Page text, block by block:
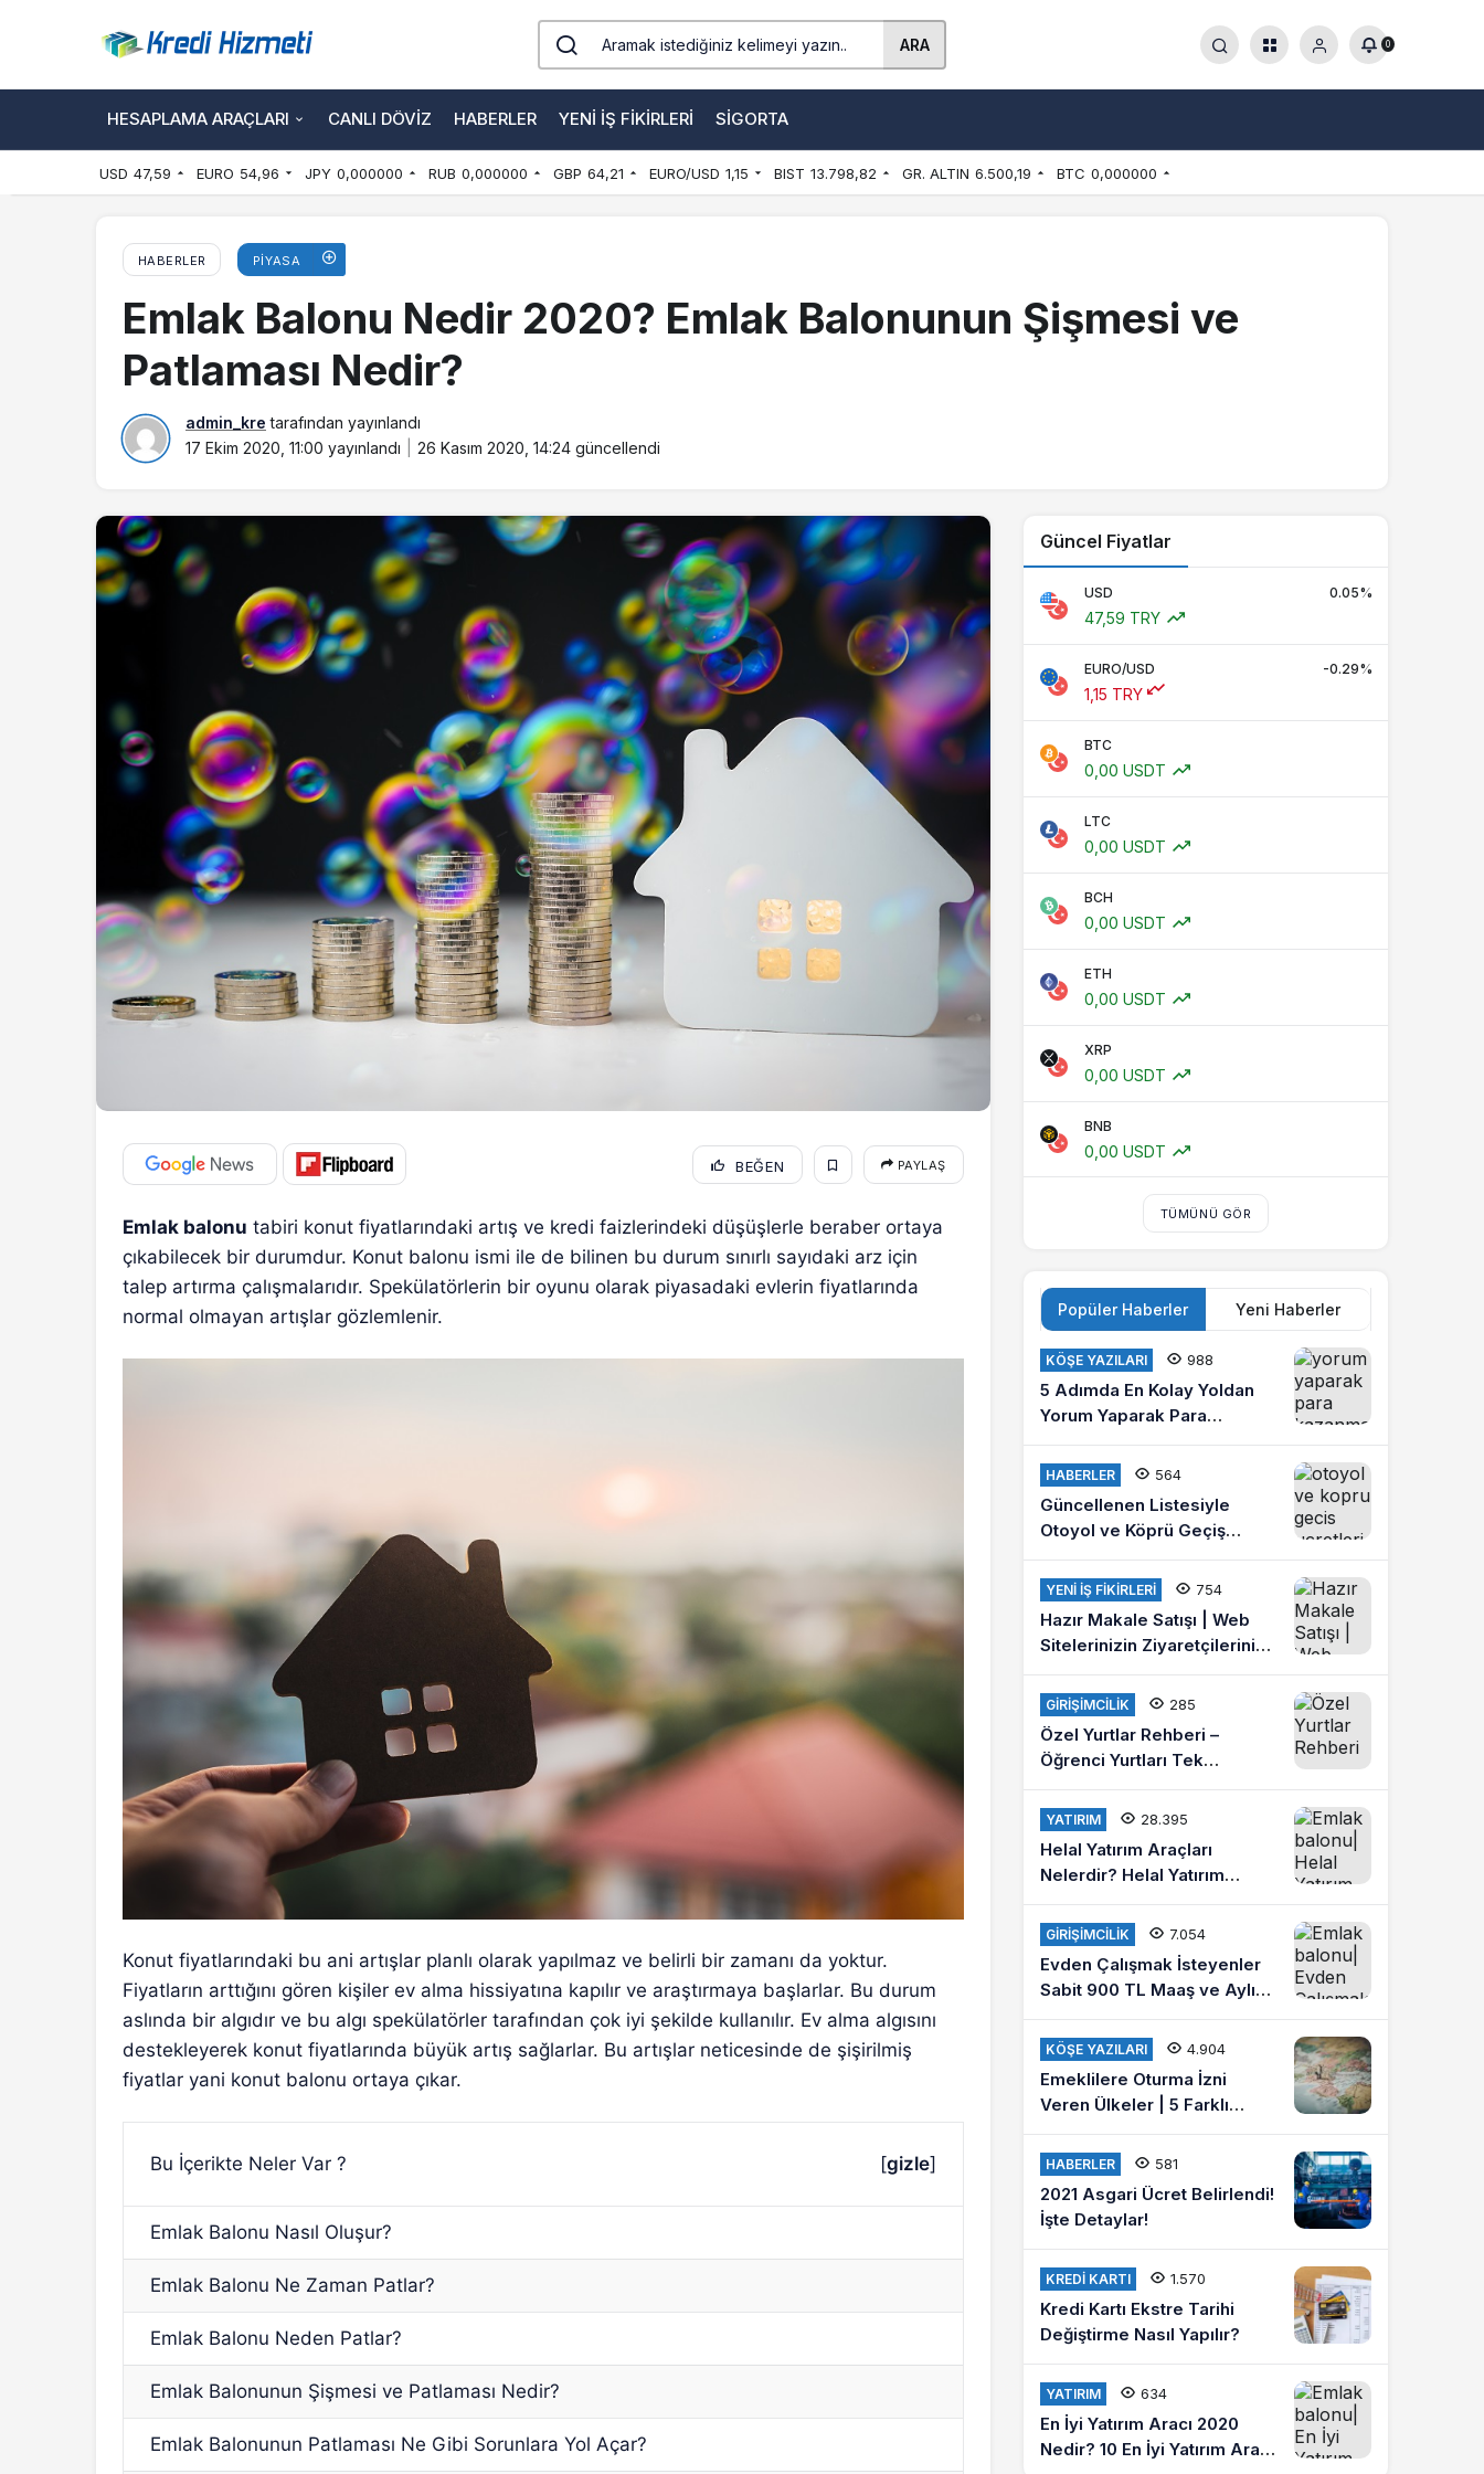
ARA 0
HESAPLAMA ARAÇLARI CANLI DÖVIZ HABERLER YENI İŞ FIKIRLERI SIGORTA
USD 47,59 EURO 54,96 JPY 0,000000 RUB 0,000000 GBP 64,21 EURO/USD 1,15 BIST 13.798,82 GR. ALTIN 6.500,19 BTC 0,000000
HABERLER PIYASA
Emlak Balonu Nedir 2020? Emlak Balonunun Şişmesi ve
Patlaması Nedir?
admin_kre tarafından yayınlandı
17 Ekim 2020, 11:00 yayınlandı 26 Kasım 2020, 14:24 güncellendi
BEĞEN PAYLAŞ
Emlak balonu tabiri konut fiyatlarındaki artış ve kredi faizlerindeki düşüşlerle beraber ortaya
çıkabilecek bir durumdur. Konut balonu ismi ile de bilinen bu durum sınırlı sayıdaki arz için
talep artırma çalışmalarıdır. Spekülatörlerin bir oyunu olarak piyasadaki evlerin fiyatlarında
normal olmayan artışlar gözlemlenir.
Konut fiyatlarındaki bu ani artışlar planlı olarak yapılmaz ve belirli bir zamanı da yoktur.
Fiyatların arttığını gören kişiler ev alma hissiyatına kapılır ve araştırmaya başlarlar. Bu durum
aslında bir algıdır ve bu algı spekülatörler tarafından çok iyi şekilde kullanılır. Ev alma algısını
destekleyerek konut fiyatlarında büyük artış sağlarlar. Bu artışlar neticesinde de şişirilmiş
fiyatlar yani konut balonu ortaya çıkar.
Bu İçerikte Neler Var ? [gizle]
Emlak Balonu Nasıl Oluşur?
Emlak Balonu Ne Zaman Patlar?
Emlak Balonu Neden Patlar?
Emlak Balonunun Şişmesi ve Patlaması Nedir?
Emlak Balonunun Patlaması Ne Gibi Sorunlara Yol Açar?
Güncel Fiyatlar
USD 0.05%
47,59 TRY
EURO/USD -0.29%
1,15 TRY
BTC
0,00 USDT
LTC
0,00 USDT
BCH
0,00 USDT
ETH
0,00 USDT
XRP
0,00 USDT
BNB
0,00 USDT
TÜMÜNÜ GÖR
Popüler Haberler Yeni Haberler
KÖŞE YAZILARI 988
5 Adımda En Kolay Yoldan
Yorum Yaparak Para
Kazanma
HABERLER 564
Güncellenen Listesiyle
Otoyol ve Köprü Geçiş
Ücretleri 2021
YENI İŞ FIKIRLERI 754
Hazır Makale Satışı | Web
Sitelerinizin Ziyaretçilerini
Arttırın
GIRIŞIMCILIK 285
Özel Yurtlar Rehberi –
Öğrenci Yurtları Tek
Platformda
YATIRIM 28.395
Helal Yatırım Araçları
Nelerdir? Helal Yatırım
Yapmak İstiyorum Diyenlere
Tavsiyeler?
GIRIŞIMCILIK 7.054
Evden Çalışmak İsteyenler
Sabit 900 TL Maaş ve Aylık
4 Bin Lira Kazanmak İster
misiniz?
KÖŞE YAZILARI 4.904
Emeklilere Oturma İzni
Veren Ülkeler | 5 Farklı
Ülkede Emeklilik Hayatı
Yaşayın
HABERLER 581
2021 Asgari Ücret Belirlendi!
İşte Detaylar!
KREDI KARTI 1.570
Kredi Kartı Ekstre Tarihi
Değiştirme Nasıl Yapılır?
YATIRIM 634
En İyi Yatırım Aracı 2020
Nedir? 10 En İyi Yatırım Aracı